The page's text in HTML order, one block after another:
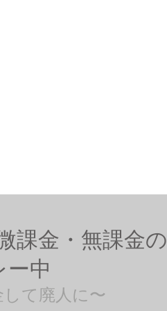
課金・無課金の
ー中
して廃人に〜